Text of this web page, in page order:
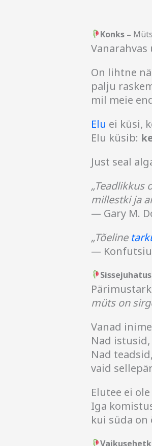
Konks –
Vanarahvas
On lihtne
palju
mil meie
Elu ei küsi,
Elu küsib:
Just seal
„Teadlikkus
millestki ja
— Gary M.
„Tõeline
—
Sissejuhatus
müts on
Vanad
Nad
Nad
vaid
Elutee ei
Iga
kui süda on